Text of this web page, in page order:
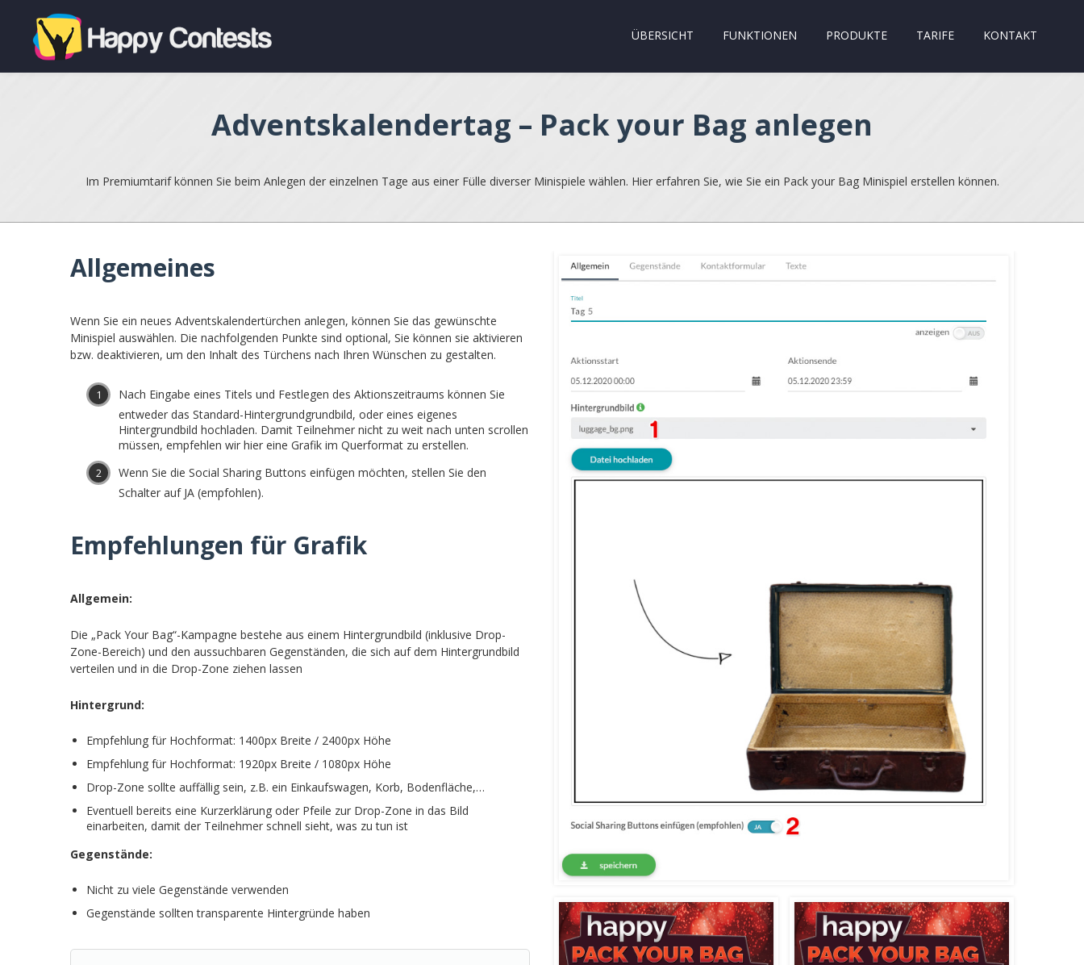
ÜBERSICHT FUNKTIONEN PRODUKTE TARIFE KONTAKT
Adventskalendertag – Pack your Bag anlegen
Im Premiumtarif können Sie beim Anlegen der einzelnen Tage aus einer Fülle diverser Minispiele wählen. Hier erfahren Sie, wie Sie ein Pack your Bag Minispiel erstellen können.
Allgemeines
Wenn Sie ein neues Adventskalendertürchen anlegen, können Sie das gewünschte
Minispiel auswählen. Die nachfolgenden Punkte sind optional, Sie können sie aktivieren
bzw. deaktivieren, um den Inhalt des Türchens nach Ihren Wünschen zu gestalten.
Nach Eingabe eines Titels und Festlegen des Aktionszeitraums können Sie
entweder das Standard-Hintergrundgrundbild, oder eines eigenes
Hintergrundbild hochladen. Damit Teilnehmer nicht zu weit nach unten scrollen
müssen, empfehlen wir hier eine Grafik im Querformat zu erstellen.
Wenn Sie die Social Sharing Buttons einfügen möchten, stellen Sie den
Schalter auf JA (empfohlen).
Empfehlungen für Grafik
Allgemein:
Die „Pack Your Bag“-Kampagne bestehe aus einem Hintergrundbild (inklusive Drop-
Zone-Bereich) und den aussuchbaren Gegenständen, die sich auf dem Hintergrundbild
verteilen und in die Drop-Zone ziehen lassen
Hintergrund:
Empfehlung für Hochformat: 1400px Breite / 2400px Höhe
Empfehlung für Hochformat: 1920px Breite / 1080px Höhe
Drop-Zone sollte auffällig sein, z.B. ein Einkaufswagen, Korb, Bodenfläche,…
Eventuell bereits eine Kurzerklärung oder Pfeile zur Drop-Zone in das Bild
einarbeiten, damit der Teilnehmer schnell sieht, was zu tun ist
Gegenstände:
Nicht zu viele Gegenstände verwenden
Gegenstände sollten transparente Hintergründe haben